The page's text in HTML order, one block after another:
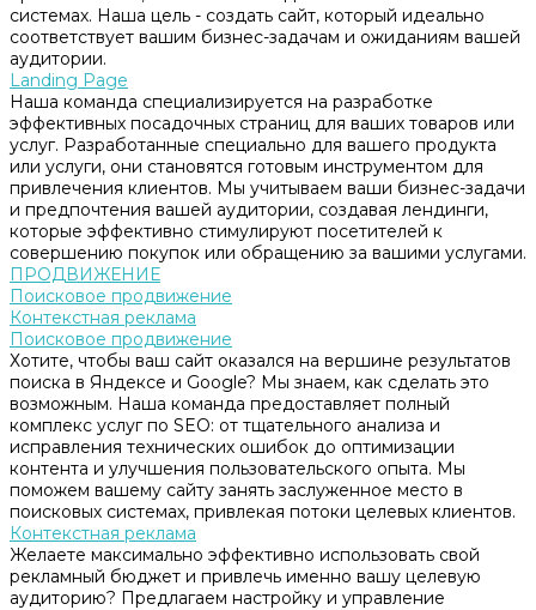
системах. Наша цель - создать сайт, который идеально
соответствует вашим бизнес-задачам и ожиданиям вашей
аудитории.
Landing Page
Наша команда специализируется на разработке
эффективных посадочных страниц для ваших товаров или
услуг. Разработанные специально для вашего продукта
или услуги, они становятся готовым инструментом для
привлечения клиентов. Мы учитываем ваши бизнес-задачи
и предпочтения вашей аудитории, создавая лендинги,
которые эффективно стимулируют посетителей к
совершению покупок или обращению за вашими услугами.
ПРОДВИЖЕНИЕ
Поисковое продвижение
Контекстная реклама
Поисковое продвижение
Хотите, чтобы ваш сайт оказался на вершине результатов
поиска в Яндексе и Google? Мы знаем, как сделать это
возможным. Наша команда предоставляет полный
комплекс услуг по SEO: от тщательного анализа и
исправления технических ошибок до оптимизации
контента и улучшения пользовательского опыта. Мы
поможем вашему сайту занять заслуженное место в
поисковых системах, привлекая потоки целевых клиентов.
Контекстная реклама
Желаете максимально эффективно использовать свой
рекламный бюджет и привлечь именно вашу целевую
аудиторию? Предлагаем настройку и управление